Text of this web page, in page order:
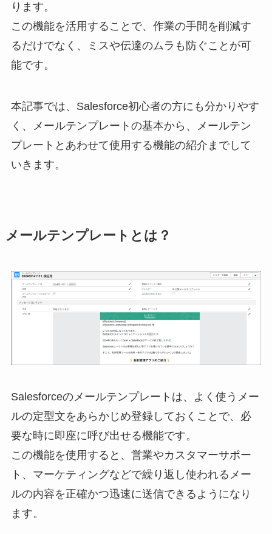
ります。
この機能を活用することで、作業の手間を削減す
るだけでなく、ミスや伝達のムラも防ぐことが可
能です。
本記事では、Salesforce初心者の方にも分かりやす
く、メールテンプレートの基本から、メールテン
プレートとあわせて使用する機能の紹介までして
いきます。
メールテンプレートとは？
Salesforceのメールテンプレートは、よく使うメー
ルの定型文をあらかじめ登録しておくことで、必
要な時に即座に呼び出せる機能です。
この機能を使用すると、営業やカスタマーサポー
ト、マーケティングなどで繰り返し使われるメー
ルの内容を正確かつ迅速に送信できるようになり
ます。